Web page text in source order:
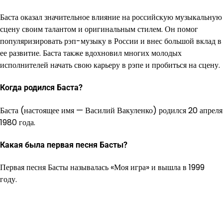
Баста оказал значительное влияние на российскую музыкальную
сцену своим талантом и оригинальным стилем. Он помог
популяризировать рэп-музыку в России и внес большой вклад в
ее развитие. Баста также вдохновил многих молодых
исполнителей начать свою карьеру в рэпе и пробиться на сцену.
Когда родился Баста?
Баста (настоящее имя — Василий Вакуленко) родился 20 апреля
1980 года.
Какая была первая песня Басты?
Первая песня Басты называлась «Моя игра» и вышла в 1999
году.